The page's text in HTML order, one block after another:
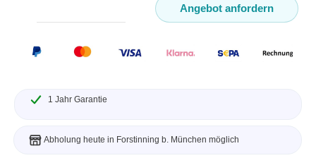
Angebot anfordern
1 Jahr Garantie
Abholung heute in Forstinning b. München möglich